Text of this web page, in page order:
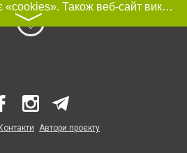
Цей сайт використовує «cookies». Також веб-сайт використовує інтернет-сервіс для збору технічних даних стосовно відвідувачів з метою отримання маркетингової та статистичної інформації. Умови обробки даних відвідувачів сайту див.
〉
Контакти Автори проєкту